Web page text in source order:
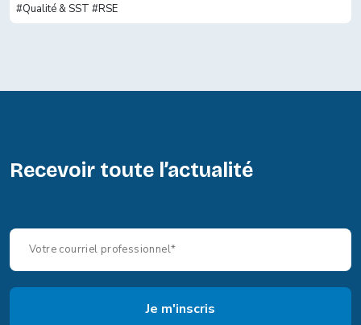
#Qualité & SST #RSE
Recevoir toute l’actualité